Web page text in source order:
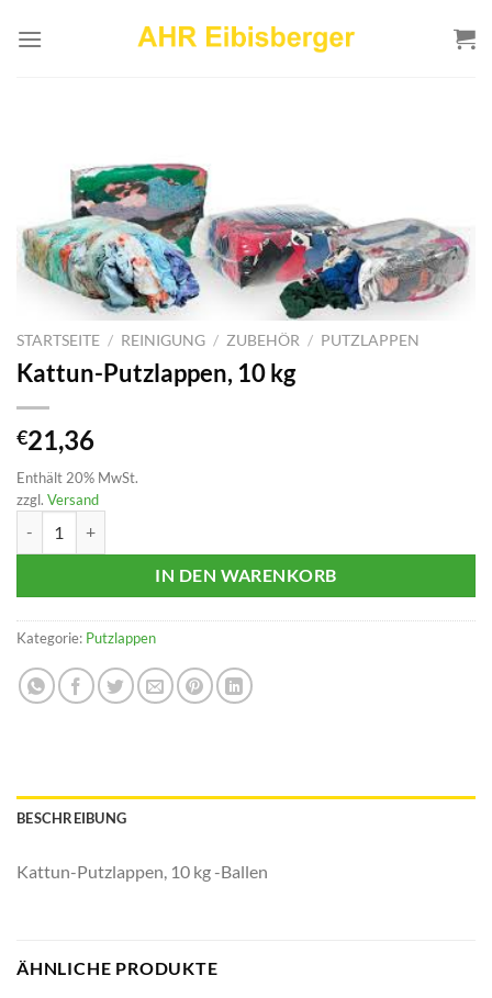
Inhalt
STARTSEITE / REINIGUNG / ZUBEHÖR / PUTZLAPPEN
Kattun-Putzlappen, 10 kg
€21,36
Enthält 20% MwSt.
zzgl. Versand
IN DEN WARENKORB
Kategorie: Putzlappen
BESCHREIBUNG
Kattun-Putzlappen, 10 kg -Ballen
ÄHNLICHE PRODUKTE